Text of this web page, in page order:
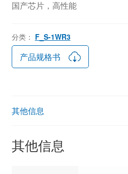
国产芯片，高性能
分类： F_S-1WR3
产品规格书
其他信息
其他信息